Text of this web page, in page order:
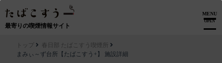
最寄りの喫煙情報サイト
MENU
OPEN
トップ
春日部 たばこすう喫煙所
まみぃ～ず台所【たばこすう+】 施設詳細